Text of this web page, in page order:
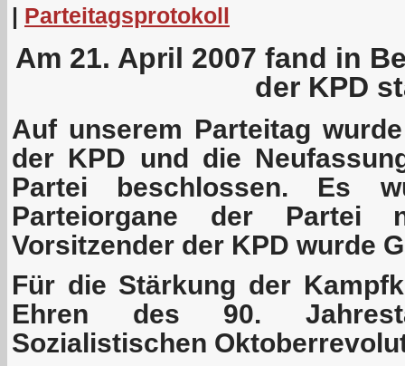
| Parteitagsprotokoll
Am 21. April 2007 fand in
der KPD
Auf unserem Parteitag
der KPD und die
Partei beschlossen. Es
Parteiorgane der Partei
Vorsitzender der KPD wurde
Für die Stärkung der
Ehren des 90.
Sozialistischen